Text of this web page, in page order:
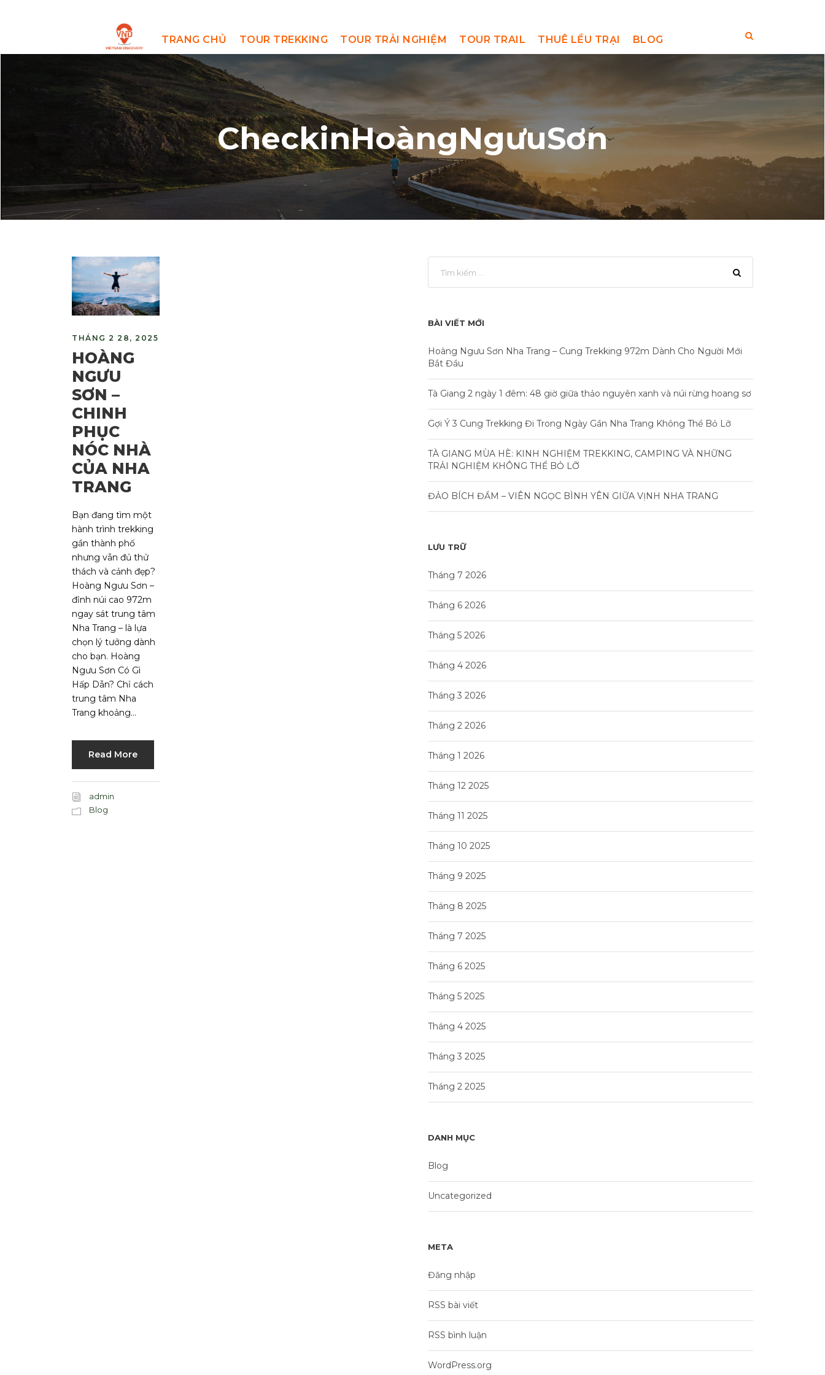
TRANG CHỦ TOUR TREKKING TOUR TRẢI NGHIỆM TOUR TRAIL THUÊ LỀU TRẠI BLOG
CheckinHoàngNgưuSơn
THÁNG 2 28, 2025
HOÀNG
NGƯU
SƠN –
CHINH
PHỤC
NÓC NHÀ
CỦA NHA
TRANG
Bạn đang tìm một
hành trình trekking
gần thành phố
nhưng vẫn đủ thử
thách và cảnh đẹp?
Hoàng Ngưu Sơn –
đỉnh núi cao 972m
ngay sát trung tâm
Nha Trang – là lựa
chọn lý tưởng dành
cho bạn. Hoàng
Ngưu Sơn Có Gì
Hấp Dẫn? Chỉ cách
trung tâm Nha
Trang khoảng...
Read More
admin
Blog
BÀI VIẾT MỚI
Hoàng Ngưu Sơn Nha Trang – Cung Trekking 972m Dành Cho Người Mới
Bắt Đầu
Tà Giang 2 ngày 1 đêm: 48 giờ giữa thảo nguyên xanh và núi rừng hoang sơ
Gợi Ý 3 Cung Trekking Đi Trong Ngày Gần Nha Trang Không Thể Bỏ Lỡ
TÀ GIANG MÙA HÈ: KINH NGHIỆM TREKKING, CAMPING VÀ NHỮNG
TRẢI NGHIỆM KHÔNG THỂ BỎ LỠ
ĐẢO BÍCH ĐẦM – VIÊN NGỌC BÌNH YÊN GIỮA VỊNH NHA TRANG
LƯU TRỮ
Tháng 7 2026
Tháng 6 2026
Tháng 5 2026
Tháng 4 2026
Tháng 3 2026
Tháng 2 2026
Tháng 1 2026
Tháng 12 2025
Tháng 11 2025
Tháng 10 2025
Tháng 9 2025
Tháng 8 2025
Tháng 7 2025
Tháng 6 2025
Tháng 5 2025
Tháng 4 2025
Tháng 3 2025
Tháng 2 2025
DANH MỤC
Blog
Uncategorized
META
Đăng nhập
RSS bài viết
RSS bình luận
WordPress.org